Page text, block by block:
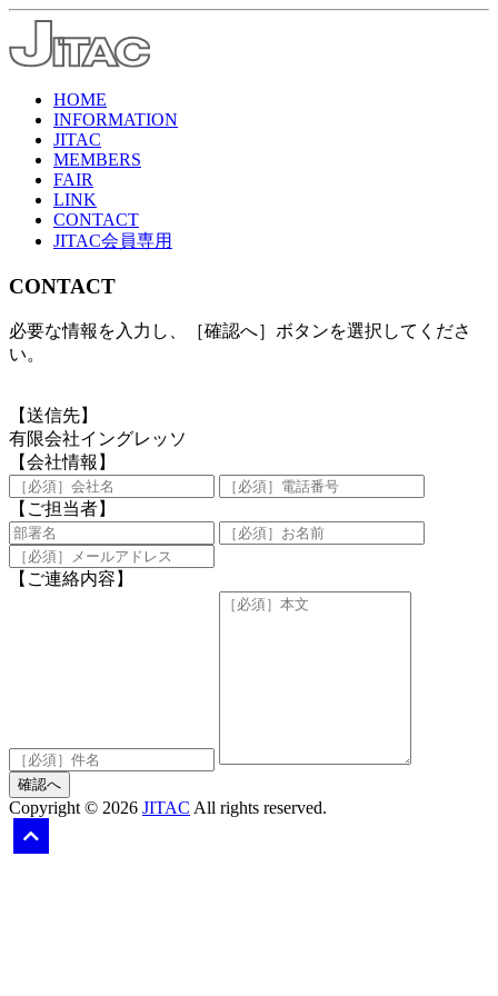
HOME
INFORMATION
JITAC
MEMBERS
FAIR
LINK
CONTACT
JITAC会員専用
CONTACT
必要な情報を入力し、［確認へ］ボタンを選択してくださ
い。
【送信先】
有限会社イングレッソ
【会社情報】
【ご担当者】
【ご連絡内容】
確認へ
Copyright © 2026 JITAC All rights reserved.